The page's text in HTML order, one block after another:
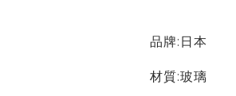
品牌:日本
材質:玻璃